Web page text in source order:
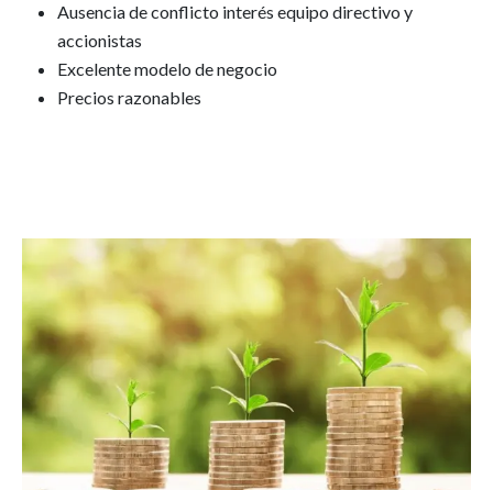
Ausencia de conflicto interés equipo directivo y
accionistas
Excelente modelo de negocio
Precios razonables